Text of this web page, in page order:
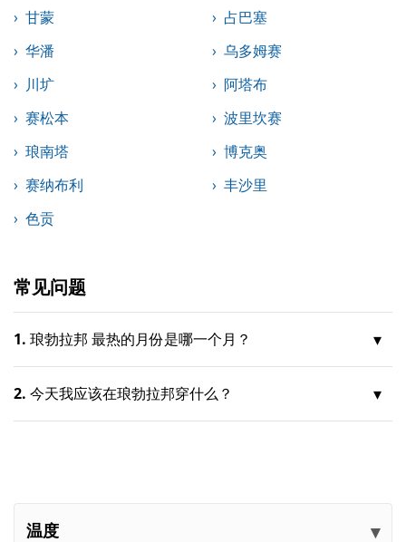
甘蒙
占巴塞
华潘
乌多姆赛
川圹
阿塔布
赛松本
波里坎赛
琅南塔
博克奥
赛纳布利
丰沙里
色贡
常见问题
1. 琅勃拉邦 最热的月份是哪一个月？
2. 今天我应该在琅勃拉邦穿什么？
温度